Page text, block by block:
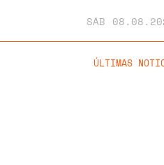
SÁB
ÚLTIMAS